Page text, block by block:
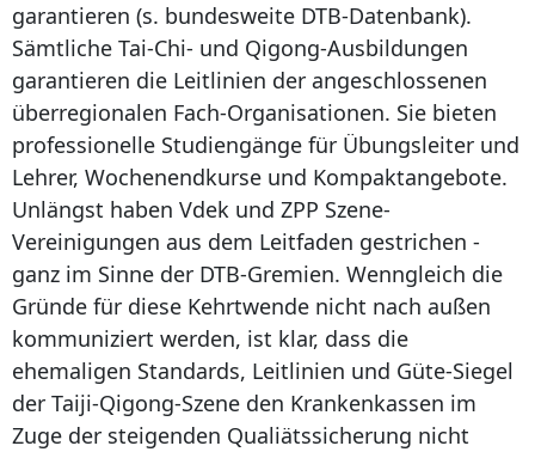
garantieren (s. bundesweite DTB-Datenbank).
Sämtliche Tai-Chi- und Qigong-Ausbildungen
garantieren die Leitlinien der angeschlossenen
überregionalen Fach-Organisationen. Sie bieten
professionelle Studiengänge für Übungsleiter und
Lehrer, Wochenendkurse und Kompaktangebote.
Unlängst haben Vdek und ZPP Szene-
Vereinigungen aus dem Leitfaden gestrichen -
ganz im Sinne der DTB-Gremien. Wenngleich die
Gründe für diese Kehrtwende nicht nach außen
kommuniziert werden, ist klar, dass die
ehemaligen Standards, Leitlinien und Güte-Siegel
der Taiji-Qigong-Szene den Krankenkassen im
Zuge der steigenden Qualiätssicherung nicht